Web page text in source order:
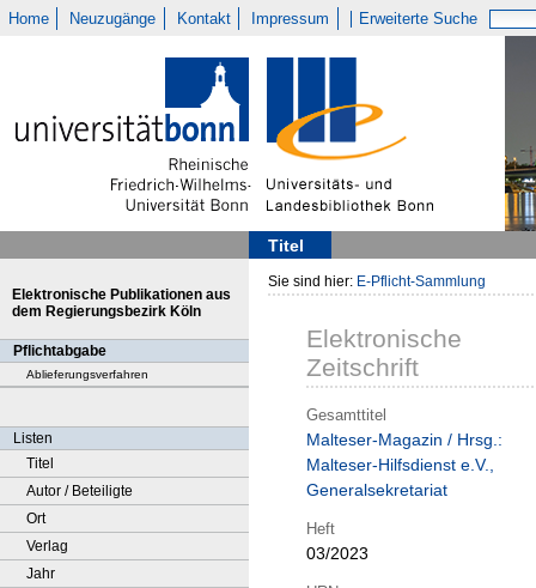
Home Neuzugänge Kontakt Impressum Erweiterte Suche
Titel
Elektronische Publikationen aus
dem Regierungsbezirk Köln
Pflichtabgabe
Ablieferungsverfahren
Listen
Titel
Autor / Beteiligte
Ort
Verlag
Jahr
Sie sind hier: E-Pflicht-Sammlung
Elektronische
Zeitschrift
Gesamttitel
Malteser-Magazin / Hrsg.:
Malteser-Hilfsdienst e.V.,
Generalsekretariat
Heft
03/2023